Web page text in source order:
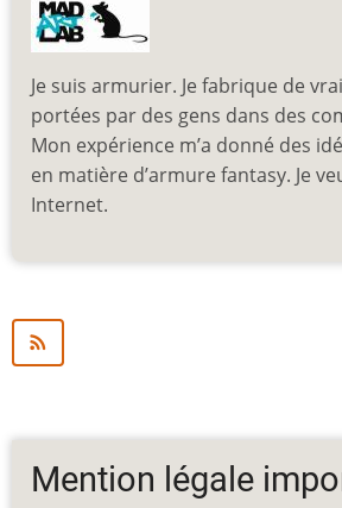
Je suis armurier. Je fabrique de
portées par des gens dans des
Mon expérience m’a donné des
en matière d’armure fantasy. Je
Internet.
Mention légale